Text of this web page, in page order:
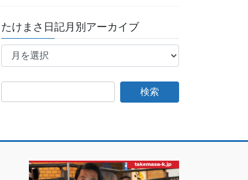
たけまさ日記月別アーカイブ
た
日
別